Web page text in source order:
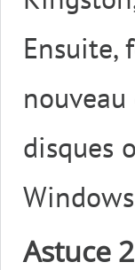
Ensuite,
disques
Astuce